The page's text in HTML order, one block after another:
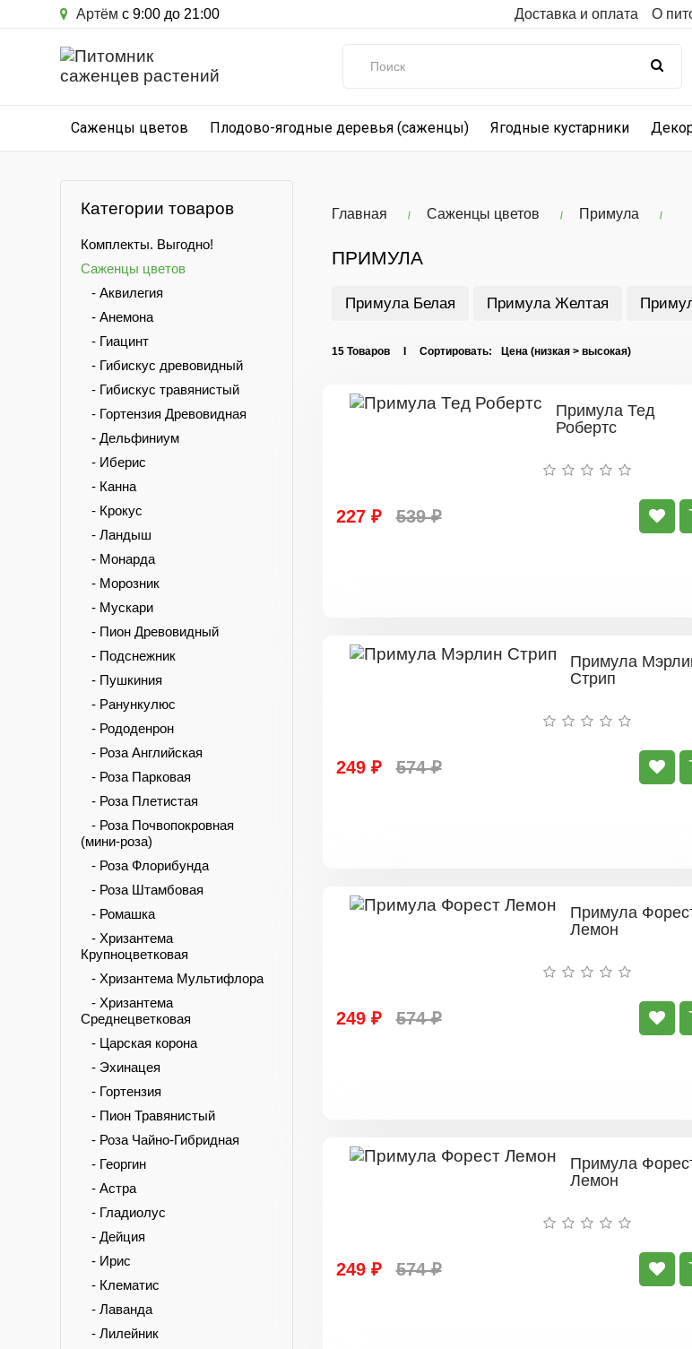
Артём с 9:00 до 21:00 Доставка и оплата О
Саженцы цветов Плодово-ягодные деревья (саженцы) Ягодные кустарники
Категории товаров
Комплекты. Выгодно!
Саженцы цветов
- Аквилегия
- Анемона
- Гиацинт
- Гибискус древовидный
- Гибискус травянистый
- Гортензия Древовидная
- Дельфиниум
- Иберис
- Канна
- Крокус
- Ландыш
- Монарда
- Морозник
- Мускари
- Пион Древовидный
- Подснежник
- Пушкиния
- Ранункулюс
- Рододенрон
- Роза Английская
- Роза Парковая
- Роза Плетистая
- Роза Почвопокровная
(мини-роза)
- Роза Флорибунда
- Роза Штамбовая
- Ромашка
- Хризантема
Крупноцветковая
- Хризантема Мультифлора
- Хризантема
Среднецветковая
- Царская корона
- Эхинацея
- Гортензия
- Пион Травянистый
- Роза Чайно-Гибридная
- Георгин
- Астра
- Гладиолус
- Дейция
- Ирис
- Клематис
- Лаванда
- Лилейник
Главная Саженцы цветов Примула
ПРИМУЛА
Примула Белая Примула Желтая
15 Товаров I Сортировать:
Примула Тед
Робертс
227 ₽ 539 ₽
Примула
Стрип
249 ₽ 574 ₽
Примула
Лемон
249 ₽ 574 ₽
Примула
Лемон
249 ₽ 574 ₽